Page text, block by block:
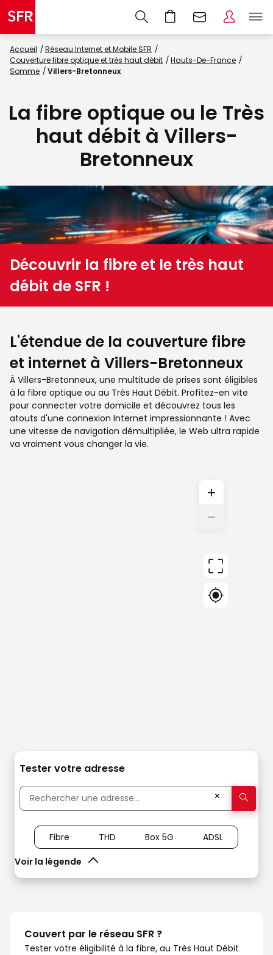
Accueil
Réseau Internet et Mobile SFR
Couverture fibre optique et très haut débit
Hauts-De-France
Somme
Villers-Bretonneux
La fibre optique ou le Très
haut débit à Villers-
Bretonneux
Découvrir la fibre et le très haut
débit de SFR !
L'étendue de la couverture fibre
et internet à Villers-Bretonneux
À Villers-Bretonneux, une multitude de prises sont éligibles
à la fibre optique ou au Très Haut Débit. Profitez-en vite
pour connecter votre domicile et découvrez tous les
atouts d'une connexion Internet impressionnante ! Avec
une vitesse de navigation démultipliée, le Web ultra rapide
va vraiment vous changer la vie.
+
−
Tester votre adresse
✕
Voir la légende
Fibre THD Box 5G ADSL
Couvert par le réseau SFR ?
Tester votre éligibilité à la fibre, au Très Haut Débit